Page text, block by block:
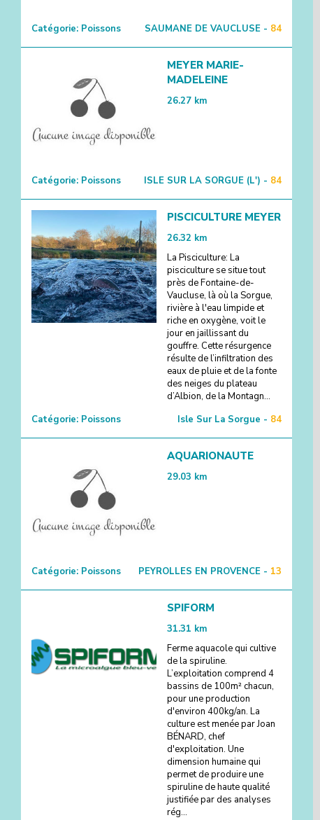
Catégorie: Poissons SAUMANE DE VAUCLUSE - 84
MEYER MARIE-
MADELEINE
26.27 km
Catégorie: Poissons ISLE SUR LA SORGUE (L') - 84
PISCICULTURE MEYER
26.32 km
La Pisciculture: La
pisciculture se situe tout
près de Fontaine-de-
Vaucluse, là où la Sorgue,
rivière à l'eau limpide et
riche en oxygène, voit le
jour en jaillissant du
gouffre. Cette résurgence
résulte de l’infiltration des
eaux de pluie et de la fonte
des neiges du plateau
d’Albion, de la Montagn...
Catégorie: Poissons Isle Sur La Sorgue - 84
AQUARIONAUTE
29.03 km
Catégorie: Poissons PEYROLLES EN PROVENCE - 13
SPIFORM
31.31 km
Ferme aquacole qui cultive
de la spiruline.
L’exploitation comprend 4
bassins de 100m² chacun,
pour une production
d'environ 400kg/an. La
culture est menée par Joan
BÉNARD, chef
d'exploitation. Une
dimension humaine qui
permet de produire une
spiruline de haute qualité
justifiée par des analyses
rég...